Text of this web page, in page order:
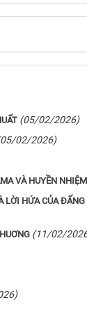
(05/02/2026)
02/2026)
VÀ HUYỀN
HỨA CỦA ĐẤNG
(11/02/